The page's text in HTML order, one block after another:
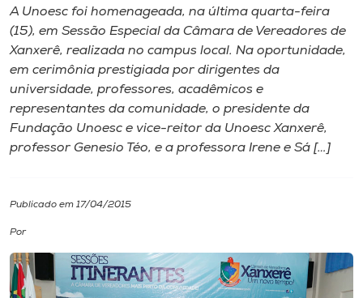
Internacionalização
I.nova
Diplomados
Biblioteca
A Unoesc foi homenageada, na última quarta-feira
(15), em Sessão Especial da Câmara de Vereadores de
Xanxerê, realizada no campus local. Na oportunidade,
em cerimônia prestigiada por dirigentes da
universidade, professores, acadêmicos e
representantes da comunidade, o presidente da
Fundação Unoesc e vice-reitor da Unoesc Xanxerê,
professor Genesio Téo, e a professora Irene e Sá […]
Publicado em 17/04/2015
Por